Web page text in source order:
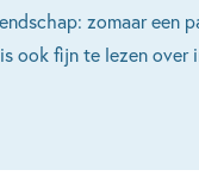
zomaar een
ook fijn te lezen over